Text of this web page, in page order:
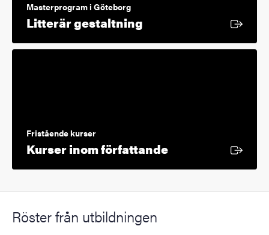
Masterprogram i Göteborg
Litterär gestaltning
Fristående kurser
Kurser inom författandeExtern länk
Röster från utbildningen